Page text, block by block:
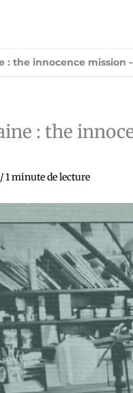
: the innocence mission
: the
/1 minute de lecture